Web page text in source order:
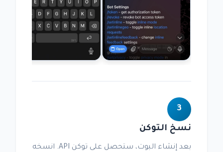
3
نسخ التوكن
بعد إنشاء البوت، ستحصل على توكن API. انسخه